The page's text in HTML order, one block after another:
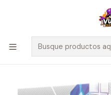
🚀 ¡Despachamos a todo Chile!
$100.000 y a RM sobre $35.000
Inicio Juegos de
Marvel United: Guardianes